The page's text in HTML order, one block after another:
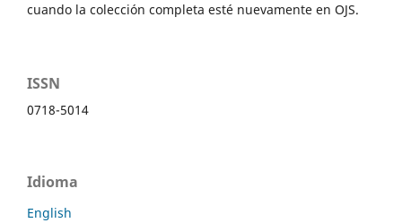
cuando la colección completa esté nuevamente en OJS.
ISSN
0718-5014
Idioma
English